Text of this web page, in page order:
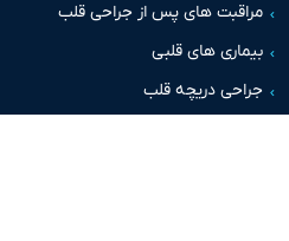
های پس از جراحی قلب
های قلبی
دریچه قلب